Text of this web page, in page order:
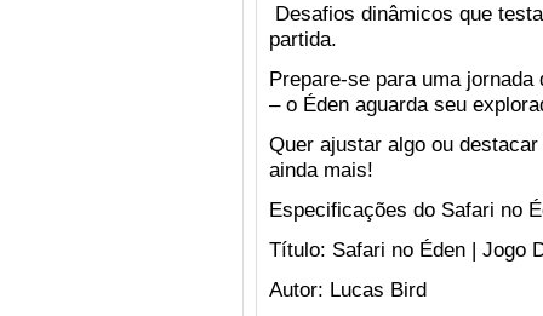
Desafios dinâmicos que
partida.
Prepare-se para uma
– o Éden aguarda seu
Quer ajustar algo ou
ainda mais!
Especificações do Safari no
Título: Safari no Éden | Jogo
Autor: Lucas Bird